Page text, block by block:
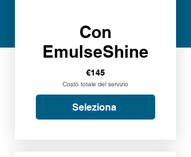
Con
EmulseShine
€145
Costo totale del servizio
Seleziona